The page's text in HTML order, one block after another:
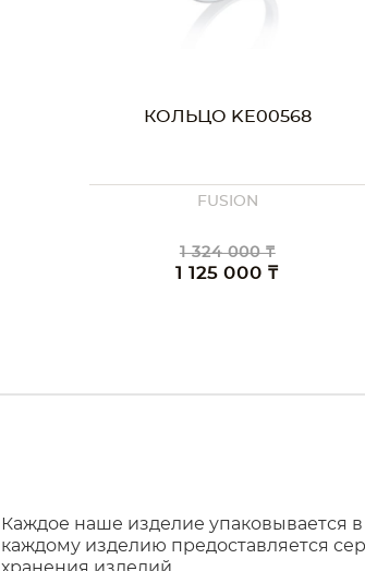
КОЛЬЦО KE00568
FUSION
1 324 000 ₸
1 125 000 ₸
Каждое наше изделие упаковывается
каждому изделию предоставляется